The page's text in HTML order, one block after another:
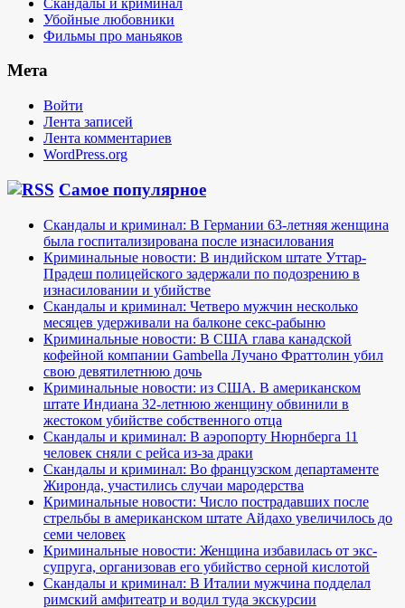
Убойные любовники
Фильмы про маньяков
Мета
Войти
Лента записей
Лента комментариев
WordPress.org
Самое популярное
Скандалы и криминал: В Германии 63-летняя женщина
была госпитализирована после изнасилования
Криминальные новости: В индийском штате Уттар-
Прадеш полицейского задержали по подозрению в
изнасиловании и убийстве
Скандалы и криминал: Четверо мужчин несколько
месяцев удерживали на балконе секс-рабыню
Криминальные новости: В США глава канадской
кофейной компании Gambella Лучано Фраттолин убил
свою девятилетнюю дочь
Криминальные новости: из США. В американском
штате Индиана 32-летнюю женщину обвинили в
жестоком убийстве собственного отца
Скандалы и криминал: В аэропорту Нюрнберга 11
человек сняли с рейса из-за драки
Скандалы и криминал: Во французском департаменте
Жиронда, участились случаи мародерства
Криминальные новости: Число пострадавших после
стрельбы в американском штате Айдахо увеличилось до
семи человек
Криминальные новости: Женщина избавилась от экс-
супруга, организовав его убийство серной кислотой
Скандалы и криминал: В Италии мужчина подделал
римский амфитеатр и водил туда экскурсии